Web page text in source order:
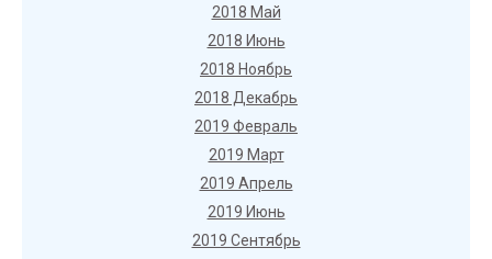
2018 Май
2018 Июнь
2018 Ноябрь
2018 Декабрь
2019 Февраль
2019 Март
2019 Апрель
2019 Июнь
2019 Сентябрь